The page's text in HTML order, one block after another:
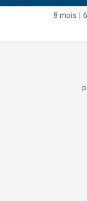
8 mois |